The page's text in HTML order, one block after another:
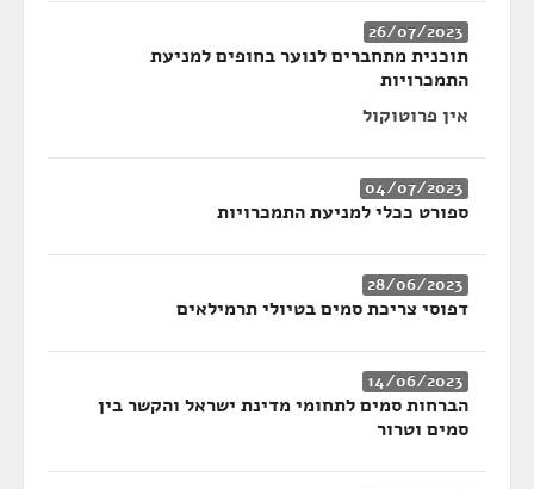
26/07/2023
תוכנית מתחברים לנוער בחופים למניעת
התמכרויות
אין פרוטוקול
04/07/2023
ספורט ככלי למניעת התמכרויות
28/06/2023
דפוסי צריכת סמים בטיולי תרמילאים
14/06/2023
הברחות סמים לתחומי מדינת ישראל והקשר בין
סמים וטרור